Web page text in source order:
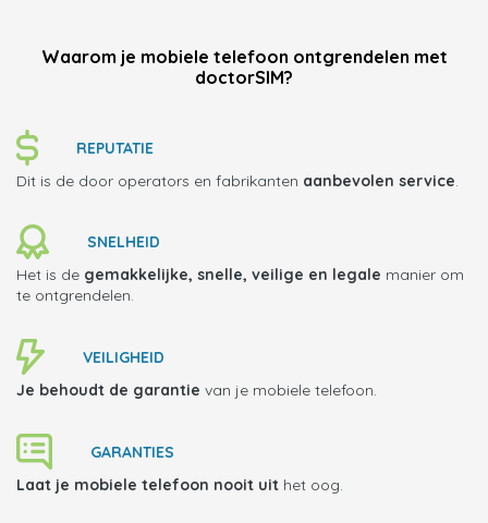
Waarom je mobiele telefoon ontgrendelen met
doctorSIM?
REPUTATIE
Dit is de door operators en fabrikanten aanbevolen service.
SNELHEID
Het is de gemakkelijke, snelle, veilige en legale manier om
te ontgrendelen.
VEILIGHEID
Je behoudt de garantie van je mobiele telefoon.
GARANTIES
Laat je mobiele telefoon nooit uit het oog.